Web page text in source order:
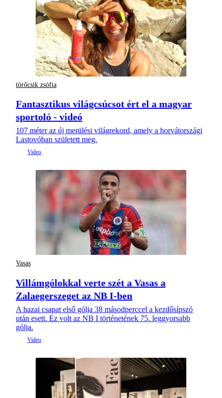
törőcsik zsófia
Fantasztikus világcsúcsot ért el a magyar
sportoló - videó
107 méter az új merülési világrekord, amely a horvátországi
Lastovóban született meg.
Vasas
Villámgólokkal verte szét a Vasas a
Zalaegerszeget az NB I-ben
A hazai csapat első gólja 38 másodperccel a kezdősípszó
után esett. Ez volt az NB I történetének 75. leggyorsabb
gólja.